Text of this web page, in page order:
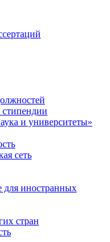
и университеты»
сеть
для иностранных
стран